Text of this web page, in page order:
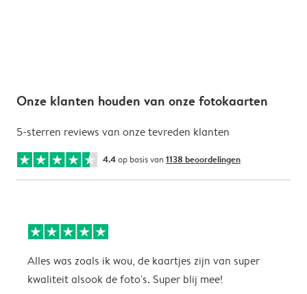
Onze klanten houden van onze fotokaarten
5-sterren reviews van onze tevreden klanten
4.4op basis van 1138 beoordelingen
Alles was zoals ik wou, de kaartjes zijn van super
kwaliteit alsook de foto's. Super blij mee!